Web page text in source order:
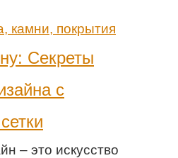
камни, покрытия
Секреты
с
– это искусство